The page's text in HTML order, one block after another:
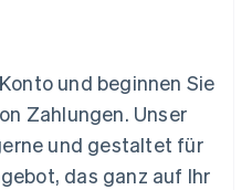
und beginnen Sie
Zahlungen. Unser
und gestaltet für
das ganz auf Ihr